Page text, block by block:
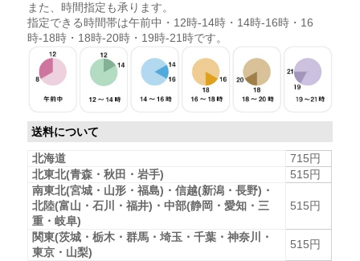
また、時間指定も承ります。
指定できる時間帯は午前中・12時-14時・14時-16時・16
時-18時・18時-20時・19時-21時です。
送料について
北海道
715円
北東北(青森・秋田・岩手)
515円
南東北(宮城・山形・福島)・信越(新潟・長野)・
北陸(富山・石川・福井)・中部(静岡・愛知・三
重・岐阜)
515円
関東(茨城・栃木・群馬・埼玉・千葉・神奈川・
東京・山梨)
515円